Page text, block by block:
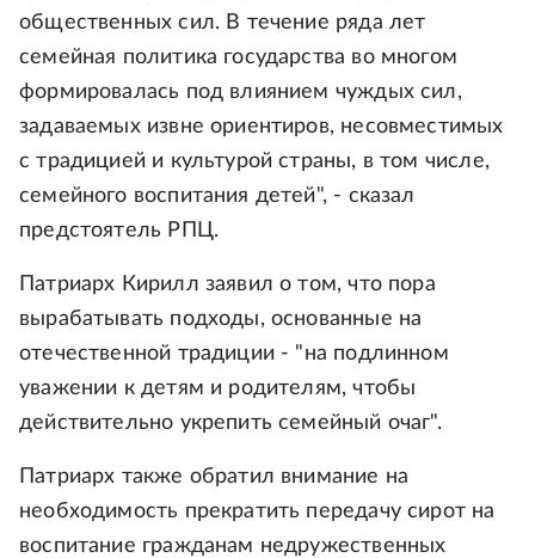
общественных сил. В течение ряда лет
семейная политика государства во многом
формировалась под влиянием чуждых сил,
задаваемых извне ориентиров, несовместимых
с традицией и культурой страны, в том числе,
семейного воспитания детей", - сказал
предстоятель РПЦ.
Патриарх Кирилл заявил о том, что пора
вырабатывать подходы, основанные на
отечественной традиции - "на подлинном
уважении к детям и родителям, чтобы
действительно укрепить семейный очаг".
Патриарх также обратил внимание на
необходимость прекратить передачу сирот на
воспитание гражданам недружественных